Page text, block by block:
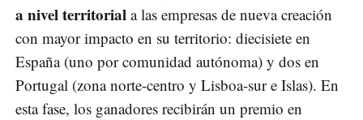
a nivel territorial a las empresas de nueva creación
con mayor impacto en su territorio: diecisiete en
España (uno por comunidad autónoma) y dos en
Portugal (zona norte-centro y Lisboa-sur e Islas). En
esta fase, los ganadores recibirán un premio en